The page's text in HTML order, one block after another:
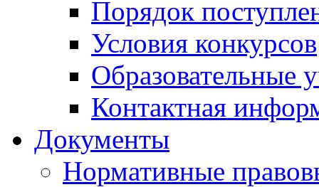
Порядок
Условия конкурсов
Образовательные
Контактная
Документы
Нормативные